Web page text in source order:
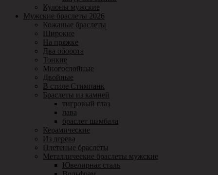
Кулоны мужские
Мужские браслеты 2026
Кожаные браслеты
Широкие
На пряжке
Два оборота
Тонкие
Многослойные
Двойные
В стиле Стимпанк
Браслеты из камней
тигровый глаз
лава
браслет шамбала
Керамические
Из дерева
Плетеные браслеты
Металлические браслеты мужские
Ювелирная сталь